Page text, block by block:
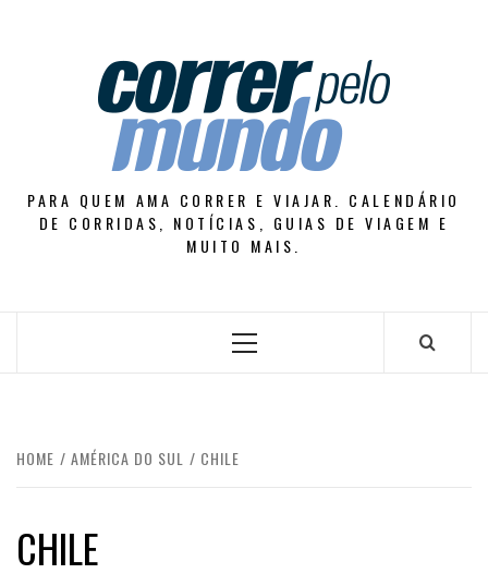
PARA QUEM AMA CORRER E VIAJAR. CALENDÁRIO
DE CORRIDAS, NOTÍCIAS, GUIAS DE VIAGEM E
MUITO MAIS.
Primary
HOME AMÉRICA DO SUL CHILE
CHILE